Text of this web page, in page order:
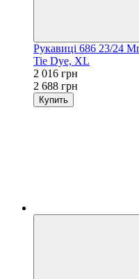
Рукавиці 686 23/24
Tie Dye, XL
2 016 грн
2 688 грн
Купить